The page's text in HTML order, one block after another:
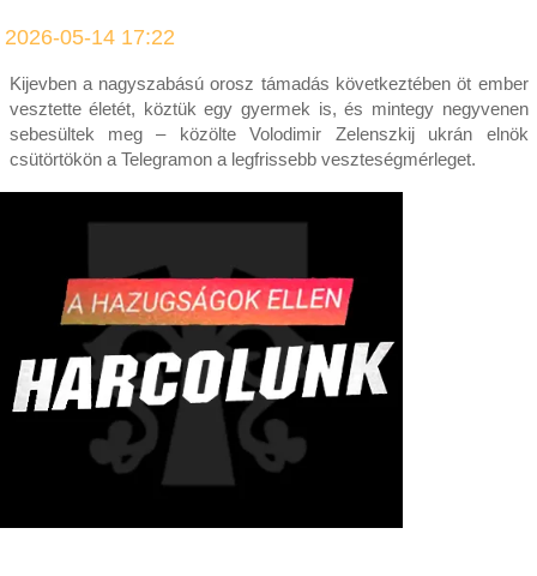
2026-05-14 17:22
Kijevben a nagyszabású orosz támadás következtében öt ember
vesztette életét, köztük egy gyermek is, és mintegy negyvenen
sebesültek meg – közölte Volodimir Zelenszkij ukrán elnök
csütörtökön a Telegramon a legfrissebb veszteségmérleget.